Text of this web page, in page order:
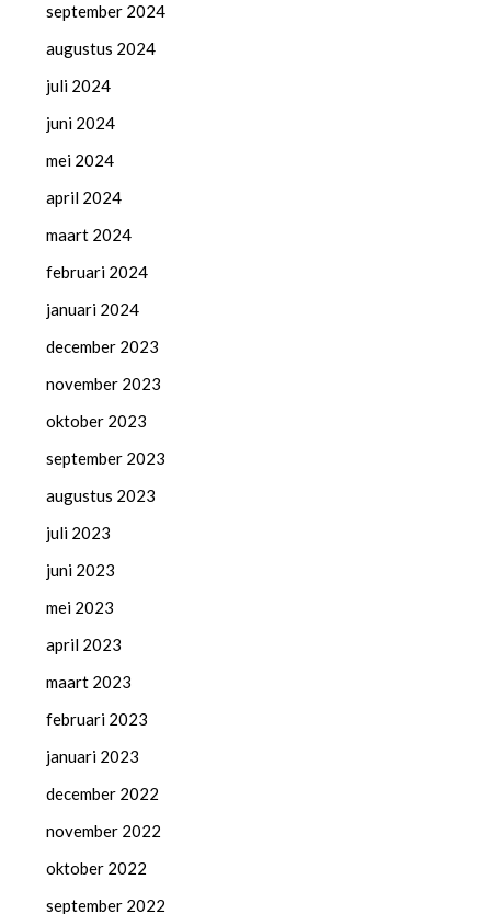
september 2024
augustus 2024
juli 2024
juni 2024
mei 2024
april 2024
maart 2024
februari 2024
januari 2024
december 2023
november 2023
oktober 2023
september 2023
augustus 2023
juli 2023
juni 2023
mei 2023
april 2023
maart 2023
februari 2023
januari 2023
december 2022
november 2022
oktober 2022
september 2022